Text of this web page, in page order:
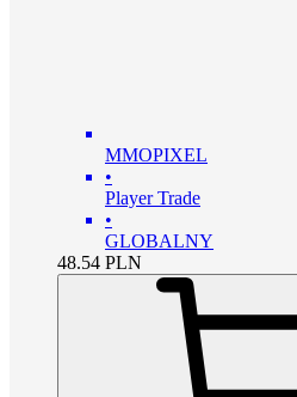
MMOPIXEL
•
Player Trade
•
GLOBALNY
48.54 PLN